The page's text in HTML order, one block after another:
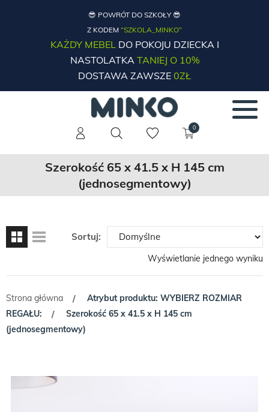
😎 POWRÓT DO SZKOŁY 😎
Z KODEM “SZKOLA_MINKO”
KAŻDY MEBELDO POKOJU DZIECKA I
NASTOLATKATANIEJ O 10%
DOSTAWA ZAWSZE 0ZŁ
0
Szerokość 65 x 41.5 x H 145 cm
(jednosegmentowy)
Sortuj:
Wyświetlanie jednego wyniku
Strona główna /
Atrybut produktu: WYBIERZ ROZMIAR
REGAŁU:
/
Szerokość 65 x 41.5 x H 145 cm
(jednosegmentowy)